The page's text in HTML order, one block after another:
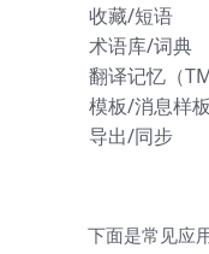
收藏/短语
术语库/词典
翻译记忆（TM
模板/消息样板
导出/同步
下面是常见应